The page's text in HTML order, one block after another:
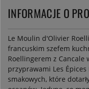
INFORMACJE O
Le Moulin d'Olivier
francuskim szefem
Roellingerem z Cancale
przyprawami Les
smakowych, które